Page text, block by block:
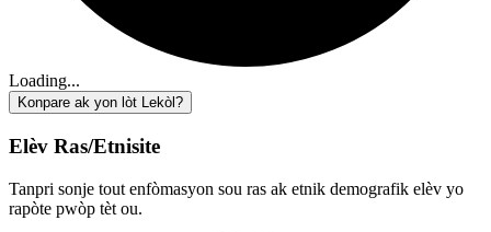
Loading...
Konpare ak yon lòt Lekòl?
Elèv Ras/Etnisite
Tanpri sonje tout enfòmasyon sou ras ak etnik demografik elèv yo
rapòte pwòp tèt ou.